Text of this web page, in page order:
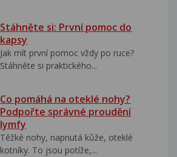
Stáhněte si: První pomoc do
kapsy
Jak mít první pomoc vždy po ruce?
Stáhněte si praktického...
Co pomáhá na oteklé nohy?
Podpořte správné proudění
lymfy
Těžké nohy, napnutá kůže, oteklé
kotníky. To jsou potíže,...